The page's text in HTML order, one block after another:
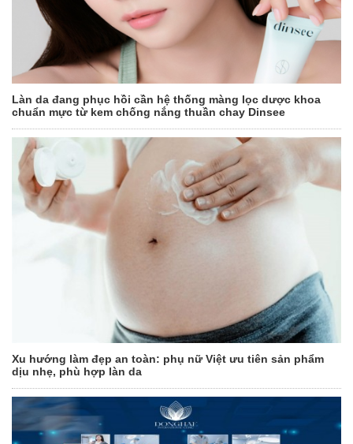
Làn da đang phục hồi cần hệ thống màng lọc dược khoa
chuẩn mực từ kem chống nắng thuần chay Dinsee
Xu hướng làm đẹp an toàn: phụ nữ Việt ưu tiên sản phẩm
dịu nhẹ, phù hợp làn da